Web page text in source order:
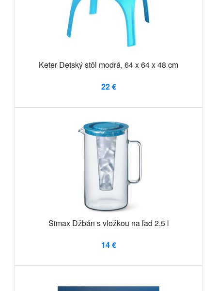
Keter Detský stôl modrá, 64 x 64 x 48 cm
22 €
Simax Džbán s vložkou na ľad 2,5 l
14 €